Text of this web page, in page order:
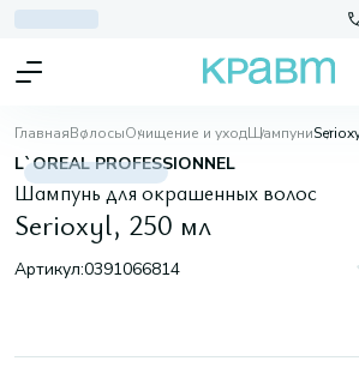
ГлавнаяВолосыОчищение и уходШампуни
L`OREAL PROFESSIONNEL
Шампунь для окрашенных волос
Serioxyl, 250 мл
Артикул:0391066814